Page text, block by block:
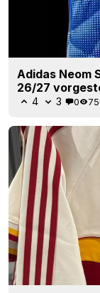
Adidas Neom
26/27
4 3 0 75